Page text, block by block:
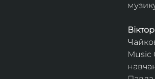
Music